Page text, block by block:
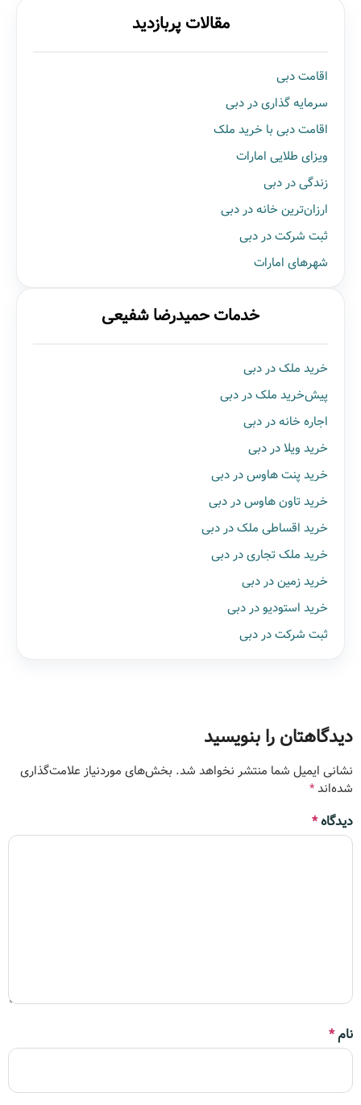
مقالات پربازدید
اقامت دبی
سرمایه گذاری در دبی
اقامت دبی با خرید ملک
ویزای طلایی امارات
زندگی در دبی
ارزان‌ترین خانه در دبی
ثبت شرکت در دبی
شهرهای امارات
خدمات حمیدرضا شفیعی
خرید ملک در دبی
پیش‌خرید ملک در دبی
اجاره خانه در دبی
خرید ویلا در دبی
خرید پنت هاوس در دبی
خرید تاون هاوس در دبی
خرید اقساطی ملک در دبی
خرید ملک تجاری در دبی
خرید زمین در دبی
خرید استودیو در دبی
ثبت شرکت در دبی
دیدگاهتان را بنویسید
نشانی ایمیل شما منتشر نخواهد شد. بخش‌های موردنیاز علامت‌گذاری
شده‌اند*
دیدگاه*
نام*